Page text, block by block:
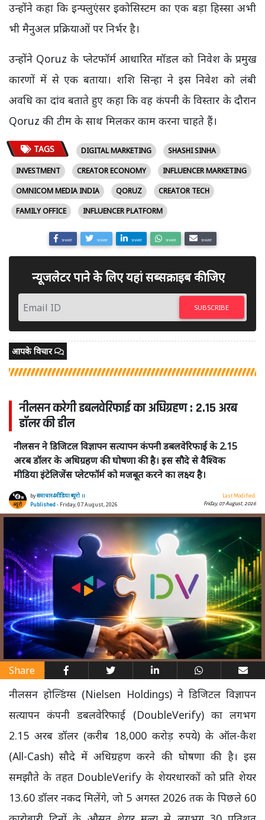
उन्होंने कहा कि इन्फ्लुएंसर इकोसिस्टम का एक बड़ा हिस्सा अभी
भी मैनुअल प्रक्रियाओं पर निर्भर है।
उन्होंने Qoruz के प्लेटफॉर्म आधारित मॉडल को निवेश के प्रमुख
कारणों में से एक बताया। शशि सिन्हा ने इस निवेश को लंबी
अवधि का दांव बताते हुए कहा कि वह कंपनी के विस्तार के दौरान
Qoruz की टीम के साथ मिलकर काम करना चाहते हैं।
TAGS DIGITAL MARKETING
SHASHI SINHA
INVESTMENT
CREATOR ECONOMY
INFLUENCER MARKETING
OMNICOM MEDIA INDIA
QORUZ
CREATOR TECH
FAMILY OFFICE
INFLUENCER PLATFORM
SHARE SHARE SHARE SHARE SHARE
न्यूजलेटर पाने के लिए यहां सब्सक्राइब कीजिए
SUBSCRIBE
आपके विचार
नीलसन करेगी डबलवेरिफाई का अधिग्रहण : 2.15 अरब
डॉलर की डील
नीलसन ने डिजिटल विज्ञापन सत्यापन कंपनी डबलवेरिफाई के 2.15
अरब डॉलर के अधिग्रहण की घोषणा की है। इस सौदे से वैश्विक
मीडिया इंटेलिजेंस प्लेटफॉर्म को मजबूत करने का लक्ष्य है।
byसमाचार4मीडिया ब्यूरो ।।
Published- Friday, 07 August, 2026
Last Modified:
Friday, 07 August, 2026
Share
नीलसन होल्डिंग्स (Nielsen Holdings) ने डिजिटल विज्ञापन
सत्यापन कंपनी डबलवेरिफाई (DoubleVerify) का लगभग
2.15 अरब डॉलर (करीब 18,000 करोड़ रुपये) के ऑल-कैश
(All-Cash) सौदे में अधिग्रहण करने की घोषणा की है। इस
समझौते के तहत DoubleVerify के शेयरधारकों को प्रति शेयर
13.60 डॉलर नकद मिलेंगे, जो 5 अगस्त 2026 तक के पिछले 60